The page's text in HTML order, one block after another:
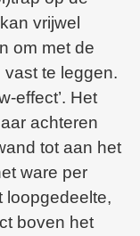
vrijwel
om met de
te leggen.
effect’. Het
achteren
tot aan het
ware per
loopgedeelte,
boven het